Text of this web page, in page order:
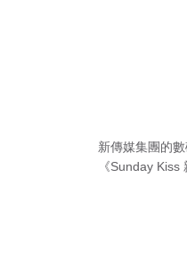
新傳媒集團的
《Sunday Kiss